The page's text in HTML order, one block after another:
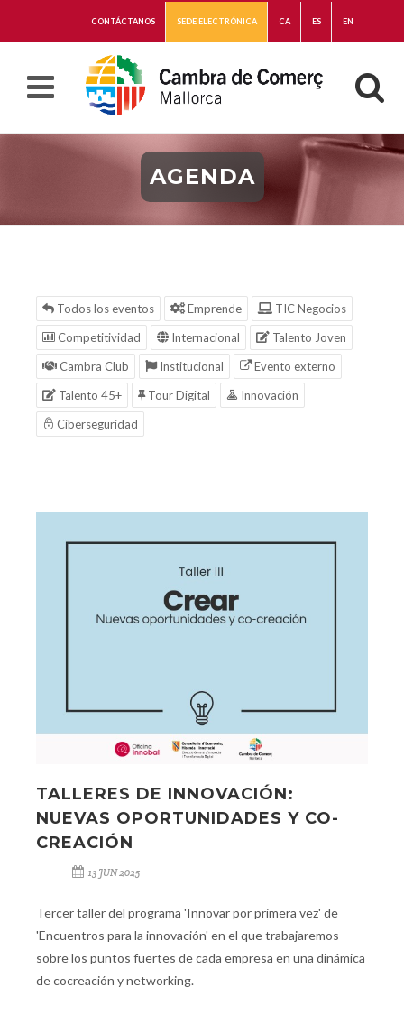
CONTÁCTANOS SEDE ELECTRÓNICA CA ES EN
AGENDA
Todos los eventos Emprende
TIC Negocios
Competitividad
Internacional
Talento Joven
Cambra Club
Institucional
Evento externo
Talento 45+
Tour Digital
Innovación
Ciberseguridad
TALLERES DE INNOVACIÓN:
NUEVAS OPORTUNIDADES Y CO-
CREACIÓN
13 JUN 2025
Tercer taller del programa 'Innovar por primera vez' de
'Encuentros para la innovación' en el que trabajaremos
sobre los puntos fuertes de cada empresa en una dinámica
de cocreación y networking.